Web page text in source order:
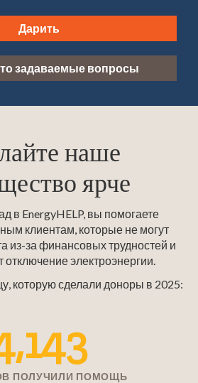
Дарить
задаваемые вопросы
наше
ярче
в EnergyHELP, вы помогаете
клиентам, которые не могут
из-за финансовых трудностей и
отключение электроэнергии.
которую сделали доноры в 2025:
ПОЛУЧИЛИ ПОМОЩЬ